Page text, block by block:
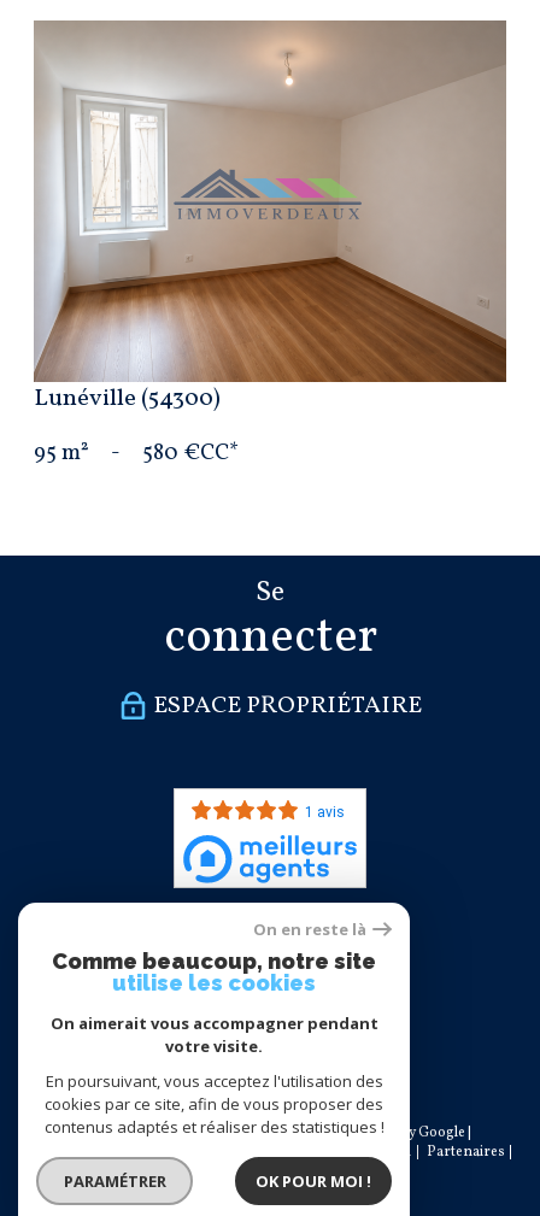
VOIR LE BIEN
Lunéville (54300)
95 m² - 580 €CC*
Se
connecter
ESPACE PROPRIÉTAIRE
1 avis
Nous
adhérons
© 2026 | Tous droits réservés | Traduction powered by Google |
Admin
Partenaires
Politique RGPD
On en reste là
Comme beaucoup, notre site
utilise les cookies
On aimerait vous accompagner pendant
votre visite.
En poursuivant, vous acceptez l'utilisation des
cookies par ce site, afin de vous proposer des
contenus adaptés et réaliser des statistiques !
PARAMÉTRER OK POUR MOI !